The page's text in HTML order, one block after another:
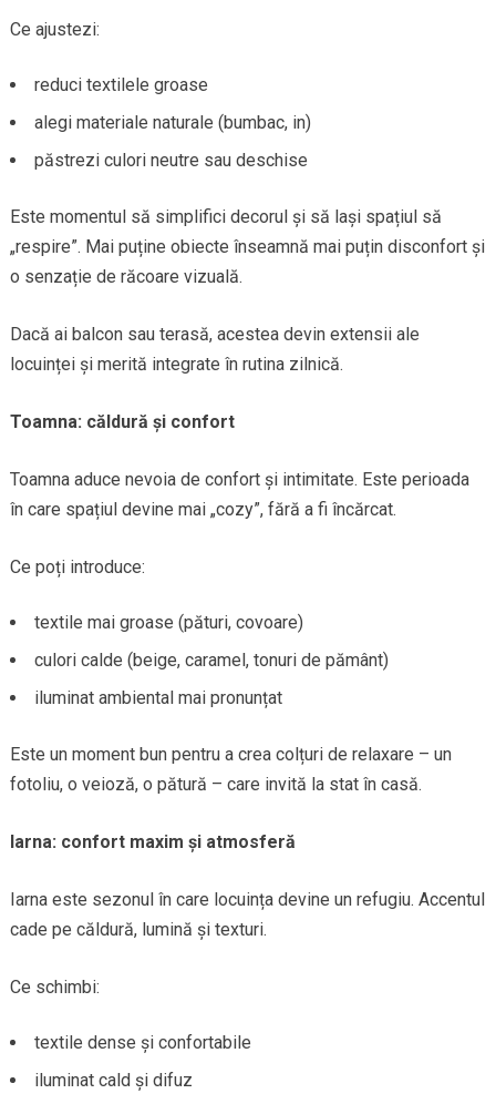
Ce ajustezi:
reduci textilele groase
alegi materiale naturale (bumbac, in)
păstrezi culori neutre sau deschise
Este momentul să simplifici decorul și să lași spațiul să
„respire”. Mai puține obiecte înseamnă mai puțin disconfort și
o senzație de răcoare vizuală.
Dacă ai balcon sau terasă, acestea devin extensii ale
locuinței și merită integrate în rutina zilnică.
Toamna: căldură și confort
Toamna aduce nevoia de confort și intimitate. Este perioada
în care spațiul devine mai „cozy”, fără a fi încărcat.
Ce poți introduce:
textile mai groase (pături, covoare)
culori calde (beige, caramel, tonuri de pământ)
iluminat ambiental mai pronunțat
Este un moment bun pentru a crea colțuri de relaxare – un
fotoliu, o veioză, o pătură – care invită la stat în casă.
Iarna: confort maxim și atmosferă
Iarna este sezonul în care locuința devine un refugiu. Accentul
cade pe căldură, lumină și texturi.
Ce schimbi:
textile dense și confortabile
iluminat cald și difuz